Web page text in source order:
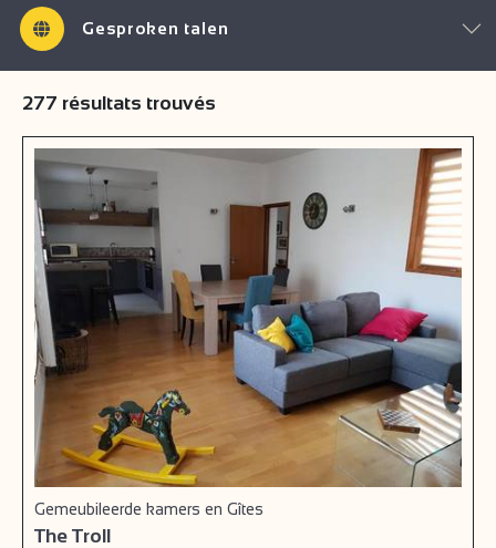
Gesproken talen
277 résultats trouvés
Gemeubileerde kamers en Gîtes
The Troll